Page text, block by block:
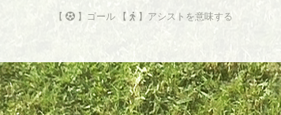
【 】ゴール 【 】アシストを意味する